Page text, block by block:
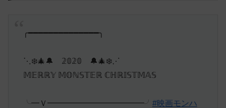
╭━━━━━━━━━━━━━━╮
⋱❄️🎄🔔 𝟚𝟘𝟚𝟘 🔔🎄❄️⋰
𝕄𝔼ℝℝ𝕐 𝕄𝕆ℕ𝕊𝕋𝔼ℝ ℂℍℝ𝕀𝕊𝕋𝕄𝔸𝕊
╰━Ｖ━━━━━━━━━━━━╯ #映画モンハ